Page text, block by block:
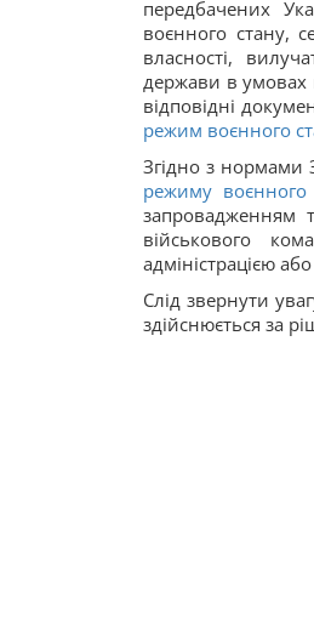
передбачених
воєнного стану,
власності,
держави в умовах
відповідні
режим воєнного
Згідно з нормами
режиму
запровадженням
військового
адміністрацією
Слід звернути
здійснюється за